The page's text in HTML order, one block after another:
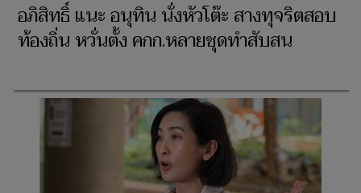
อภิสิทธิ์ แนะ อนุทิน นั่งหัวโต๊ะ สางทุจริตสอบ
ท้องถิ่น หวั่นตั้ง คกก.หลายชุดทำสับสน